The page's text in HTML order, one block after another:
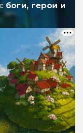
боги, герои и